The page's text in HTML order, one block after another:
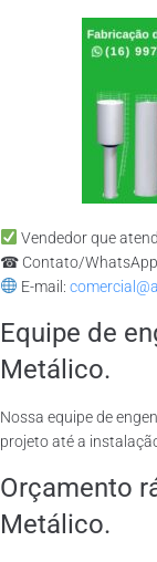
Vendedor que
☎ Contato/
E-mail:
Equipe de
Metálico.
Nossa equipe de
projeto até a
Orçamento
Metálico.